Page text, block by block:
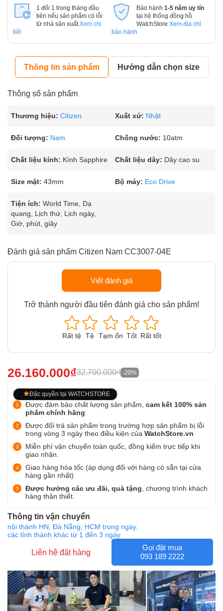
1 đổi 1 trong tháng đầu
tiên nếu sản phẩm có lỗi
từ nhà sản xuất. Xem chi
tiết
Bảo hành 1-5 năm uy tín
tại hệ thống đồng hồ
WatchStore Xem địa chỉ
bảo hành
Thông tin sản phẩm Hướng dẫn chọn size
Thông số sản phẩm
Thương hiệu: Citizen Xuất xứ: Nhật
Đối tượng: Nam Chống nước: 10atm
Chất liệu kính: Kính Sapphire Chất liệu dây: Dây cao su
Size mặt: 43mm Bộ máy: Eco Drive
Tiện ích: World Time, Dạ
quang, Lịch thứ, Lịch ngày,
Giờ, phút, giây
Đánh giá sản phẩm Citizen Nam CC3007-04E
Viết đánh giá
Trở thành người đầu tiên đánh giá cho sản phẩm!
Rất tệ Tệ Tạm ổn Tốt Rất tốt
26.160.000₫32.700.000₫ -20%
Đặc quyền tại WATCHSTORE
Được đảm bảo chất lượng sản phẩm, cam kết 100% sản
phẩm chính hãng
Được đổi trả sản phẩm trong trường hợp sản phẩm bị lỗi
trong vòng 3 ngày theo điều kiện của WatchStore.vn
Miễn phí vận chuyển toàn quốc, đồng kiểm trực tiếp khi
giao nhận.
Giao hàng hỏa tốc (áp dụng đối với hàng có sẵn tại cửa
hàng gần nhất)
Được hưởng các ưu đãi, quà tặng , chương trình khách
hàng thân thiết.
Thông tin vận chuyển
nội thành HN, Đà Nẵng, HCM trong ngày,
các tỉnh thành khác từ 1 đến 3 ngày
Liên hệ đặt hàng
Gọi đặt mua
093 189 2222